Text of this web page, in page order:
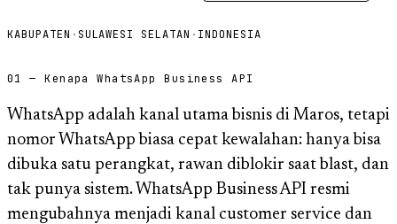
KABUPATEN · SULAWESI SELATAN · INDONESIA
01 — Kenapa WhatsApp Business API
WhatsApp adalah kanal utama bisnis di Maros, tetapi
nomor WhatsApp biasa cepat kewalahan: hanya bisa
dibuka satu perangkat, rawan diblokir saat blast, dan
tak punya sistem. WhatsApp Business API resmi
mengubahnya menjadi kanal customer service dan